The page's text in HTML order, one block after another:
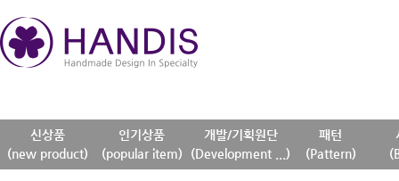
신상품
(new product)
인기상품
(popular item)
개발/기획원단
(Development ...)
패턴
(Pattern)